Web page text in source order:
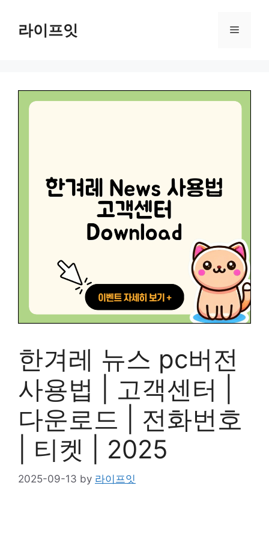
content라이프잇 Menu
한겨레 뉴스 pc버전
사용법 | 고객센터 |
다운로드 | 전화번호
| 티켓 | 2025
2025-09-13 by 라이프잇